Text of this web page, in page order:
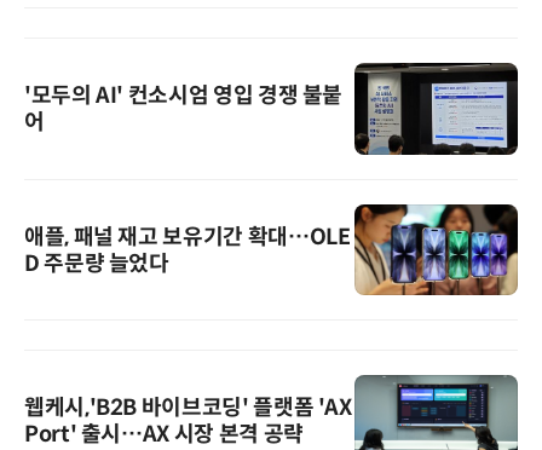
'모두의 AI' 컨소시엄 영입 경쟁 불붙
어
애플, 패널 재고 보유기간 확대…OLE
D 주문량 늘었다
웹케시,'B2B 바이브코딩' 플랫폼 'AX
Port' 출시…AX 시장 본격 공략